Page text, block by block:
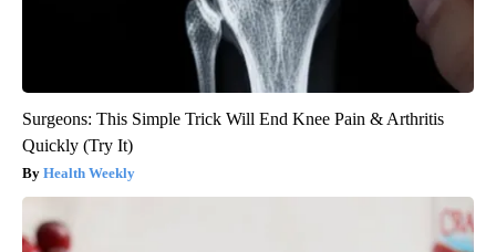
Surgeons: This Simple Trick Will End Knee Pain & Arthritis
Quickly (Try It)
Health Weekly